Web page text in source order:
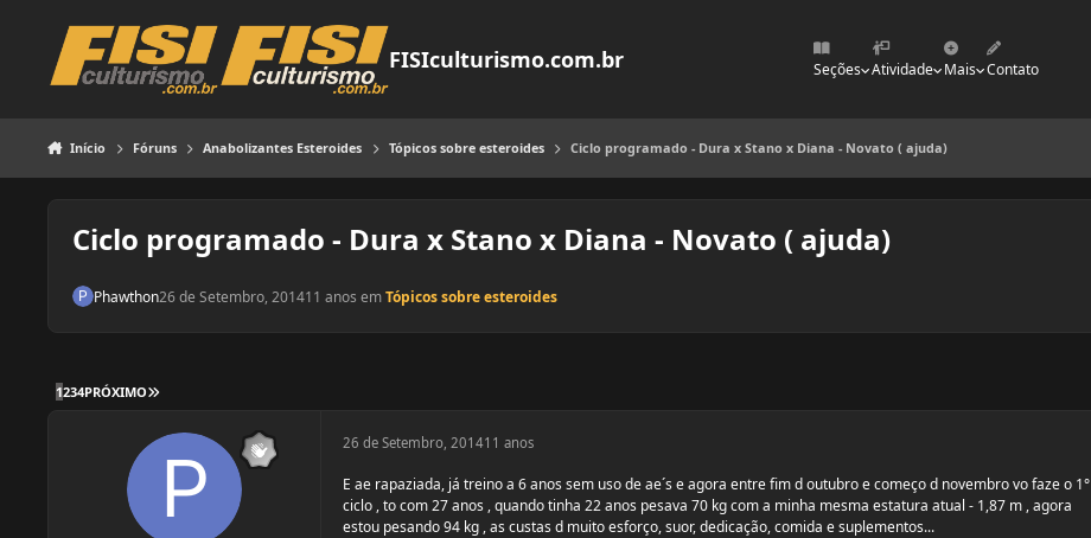
FISIculturismo.com.br Seções Atividade Mais Contato
Início Fóruns Anabolizantes Esteroides Tópicos sobre esteroides Ciclo programado - Dura x Stano x Diana - Novato ( ajuda)
Ciclo programado - Dura x Stano x Diana - Novato ( ajuda)
Phawthon26 de Setembro, 201411 anos emTópicos sobre esteroides
1234PRÓXIMO ÚLTIMA PÁGINA
26 de Setembro, 201411 anos
E ae rapaziada, já treino a 6 anos sem uso de ae´s e agora entre fim d outubro e começo d novembro vo faze o 1°
ciclo , to com 27 anos , quando tinha 22 anos pesava 70 kg com a minha mesma estatura atual - 1,87 m , agora
estou pesando 94 kg , as custas d muito esforço, suor, dedicação, comida e suplementos...